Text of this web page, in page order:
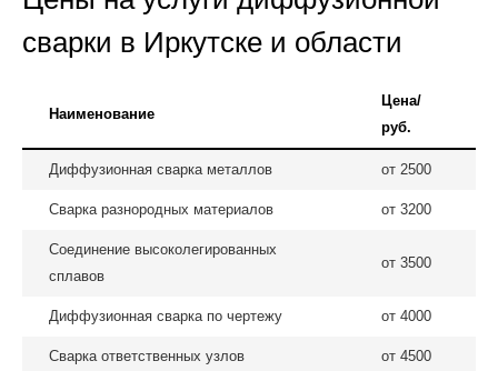
сварки в Иркутске и области
Наименование
Цена/
руб.
Диффузионная сварка металлов от 2500
Сварка разнородных материалов от 3200
Соединение высоколегированных
сплавов
от 3500
Диффузионная сварка по чертежу от 4000
Сварка ответственных узлов от 4500